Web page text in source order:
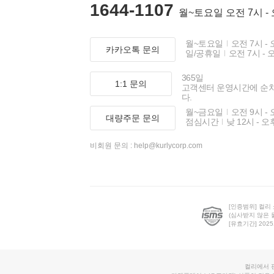
1644-1107 월~토요일 오전 7시 -
카카오톡 문의
월~토요일
오전 7시 -
일/공휴일
오전 7시 -
1:1 문의
365일
고객센터 운영시간에 순
다.
대량주문 문의
월~금요일
오전 9시 -
점심시간
낮 12시 - 오
비회원 문의 : help@kurlycorp.com
[인증범위] 컬리
(심사받지 않은
[유효기간]
컬리에서